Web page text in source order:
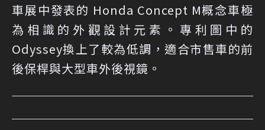
車展中發表的 Honda Concept M概念車極
為相識的外觀設計元素。專利圖中的
Odyssey換上了較為低調，適合市售車的前
後保桿與大型車外後視鏡。